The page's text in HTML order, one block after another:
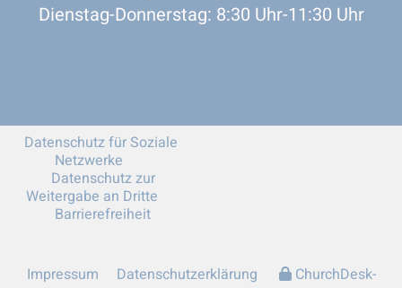
Dienstag-Donnerstag: 8:30 Uhr-11:30 Uhr
Datenschutz für Soziale
Netzwerke
Datenschutz zur
Weitergabe an Dritte
Barrierefreiheit
Impressum Datenschutzerklärung ChurchDesk-